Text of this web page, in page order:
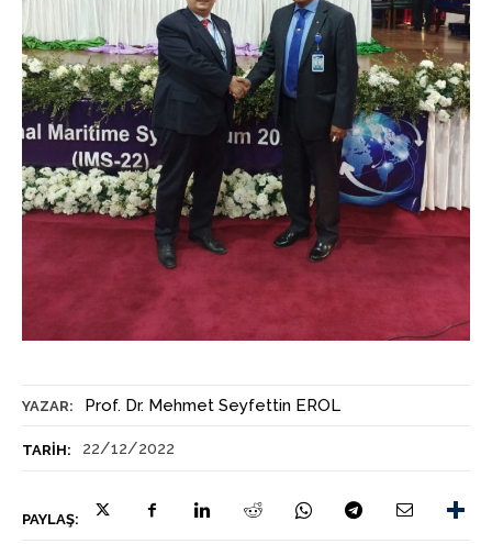
YAZAR: Prof. Dr. Mehmet Seyfettin EROL
TARIH: 22/12/2022
PAYLAŞ: